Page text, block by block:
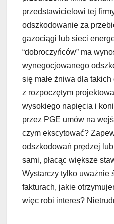
przedstawicielowi tej
odszkodowanie za
gazociągi lub sieci
“dobroczyńców” ma
wynegocjowanego
się małe żniwa dla
z rozpoczętym
wysokiego napięcia i
przez PGE umów na
czym ekscytować?
odszkodowań prędzej
sami, płacąc większe
Wystarczy tylko uważnie
fakturach, jakie
więc robi interes?